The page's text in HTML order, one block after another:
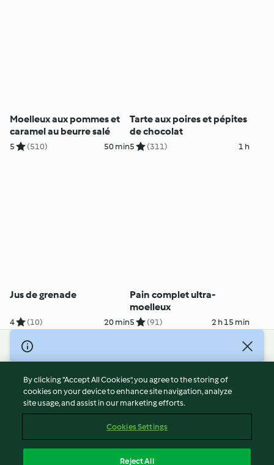
Moelleux aux pommes et
caramel au beurre salé
5 (510) 50 min
Tarte aux poires et pépites
de chocolat
5 (311) 1 h
Jus de grenade
4 (10) 20 min
Pain complet ultra-
moelleux
5 (91) 2 h 15 min
© Copyright 2026
Terms of Service
Privacy Policy
Disclaimer
Cookies
By clicking “Accept All Cookies”, you agree to the storing of
cookies on your device to enhance site navigation, analyze
site usage, and assist in our marketing efforts.
Cookies Settings
Reject All